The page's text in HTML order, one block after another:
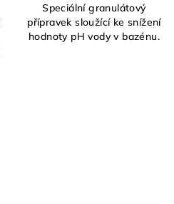
Speciální granulátový
přípravek sloužící ke snížení
hodnoty pH vody v bazénu.